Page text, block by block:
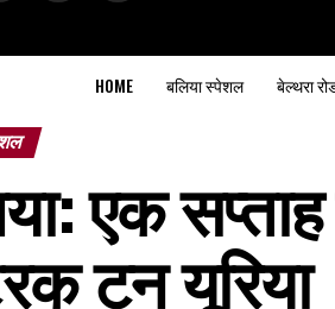
HOME बलिया स्पेशल बेल्थरा
एक
टन यूरिया